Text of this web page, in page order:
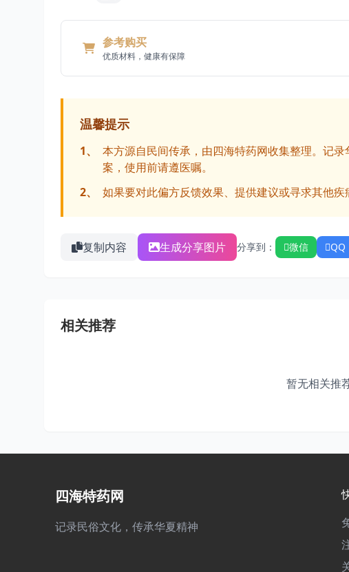
参考购买
优质材料，健康有保障
温馨提示
1、
本方源自民间传承，由四海特药网收集整理。记
案，使用前请遵医嘱。
2、
如果要对此偏方反馈效果、提供建议或寻求其他
复制内容 生成分享图片 分享到： 微信 QQ
相关推荐
暂无相关推
四海特药网
记录民俗文化，传承华夏精神